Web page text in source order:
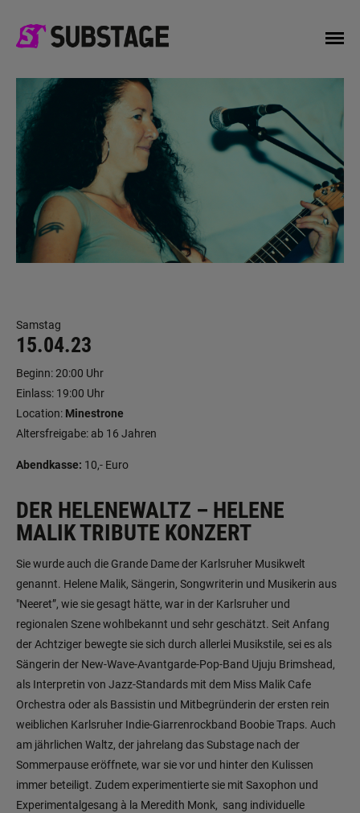
Samstag
15.04.23
Beginn: 20:00 Uhr
Einlass: 19:00 Uhr
Location: Minestrone
Altersfreigabe: ab 16 Jahren
Abendkasse: 10,- Euro
DER HELENEWALTZ – HELENE
MALIK TRIBUTE KONZERT
Sie wurde auch die Grande Dame der Karlsruher Musikwelt
genannt. Helene Malik, Sängerin, Songwriterin und Musikerin aus
"Neeret”, wie sie gesagt hätte, war in der Karlsruher und
regionalen Szene wohlbekannt und sehr geschätzt. Seit Anfang
der Achtziger bewegte sie sich durch allerlei Musikstile, sei es als
Sängerin der New-Wave-Avantgarde-Pop-Band Ujuju Brimshead,
als Interpretin von Jazz-Standards mit dem Miss Malik Cafe
Orchestra oder als Bassistin und Mitbegründerin der ersten rein
weiblichen Karlsruher Indie-Giarrenrockband Boobie Traps. Auch
am jährlichen Waltz, der jahrelang das Substage nach der
Sommerpause eröffnete, war sie vor und hinter den Kulissen
immer beteiligt. Zudem experimentierte sie mit Saxophon und
Experimentalgesang à la Meredith Monk, sang individuelle